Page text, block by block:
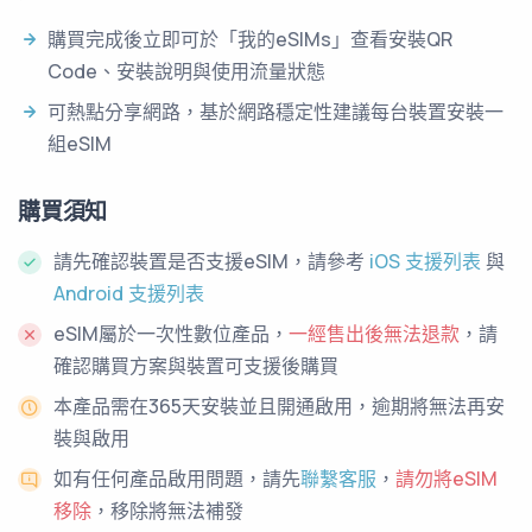
購買完成後立即可於「我的eSIMs」查看安裝QR
Code、安裝說明與使用流量狀態
可熱點分享網路，基於網路穩定性建議每台裝置安裝一
組eSIM
購買須知
請先確認裝置是否支援eSIM，請參考 iOS 支援列表 與
Android 支援列表
eSIM屬於一次性數位產品， 一經售出後無法退款 ，請
確認購買方案與裝置可支援後購買
本產品需在365天安裝並且開通啟用，逾期將無法再安
裝與啟用
如有任何產品啟用問題，請先聯繫客服 ， 請勿將eSIM
移除 ，移除將無法補發